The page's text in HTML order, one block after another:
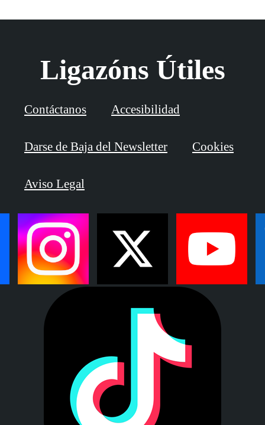
Ligazóns Útiles
Contáctanos Accesibilidad
Darse de Baja del Newsletter Cookies
Aviso Legal